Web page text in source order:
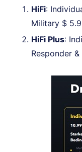
HiFi:
Military $
HiFi Plus:
Responder